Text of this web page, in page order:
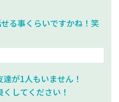
る事くらいですかね！笑
が1人もいません！
してください！